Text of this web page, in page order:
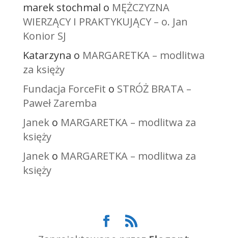
marek stochmal o MĘŻCZYZNA
WIERZĄCY I PRAKTYKUJĄCY – o. Jan
Konior SJ
Katarzyna o MARGARETKA – modlitwa
za księży
Fundacja ForceFit o STRÓŻ BRATA –
Paweł Zaremba
Janeko MARGARETKA – modlitwa za
księży
Janeko MARGARETKA – modlitwa za
księży